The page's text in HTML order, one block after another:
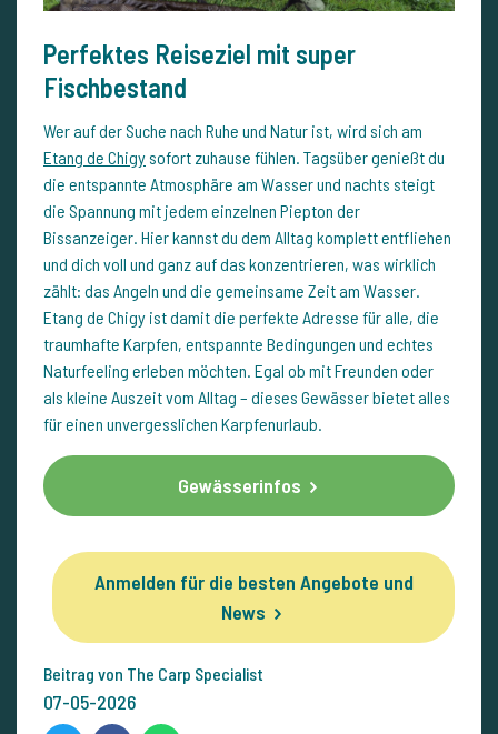
Perfektes Reiseziel mit super
Fischbestand
Wer auf der Suche nach Ruhe und Natur ist, wird sich am
Etang de Chigysofort zuhause fühlen. Tagsüber genießt du
die entspannte Atmosphäre am Wasser und nachts steigt
die Spannung mit jedem einzelnen Piepton der
Bissanzeiger. Hier kannst du dem Alltag komplett entfliehen
und dich voll und ganz auf das konzentrieren, was wirklich
zählt: das Angeln und die gemeinsame Zeit am Wasser.
Etang de Chigy ist damit die perfekte Adresse für alle, die
traumhafte Karpfen, entspannte Bedingungen und echtes
Naturfeeling erleben möchten. Egal ob mit Freunden oder
als kleine Auszeit vom Alltag – dieses Gewässer bietet alles
für einen unvergesslichen Karpfenurlaub.
Gewässerinfos
Anmelden für die besten Angebote und
News
Beitrag von The Carp Specialist
07-05-2026